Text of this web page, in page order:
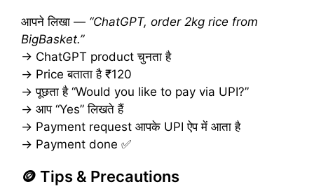
आपने लिखा — “ChatGPT, order 2kg rice from
BigBasket.”
→ ChatGPT product चुनता है
→ Price बताता है ₹120
→ पूछता है “Would you like to pay via UPI?”
→ आप “Yes” लिखते हैं
→ Payment request आपके UPI ऐप में आता है
→ Payment done ✅
🪙 Tips & Precautions